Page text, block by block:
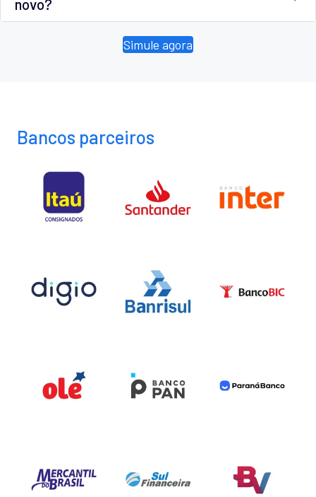
novo?
Simule agora
Bancos parceiros